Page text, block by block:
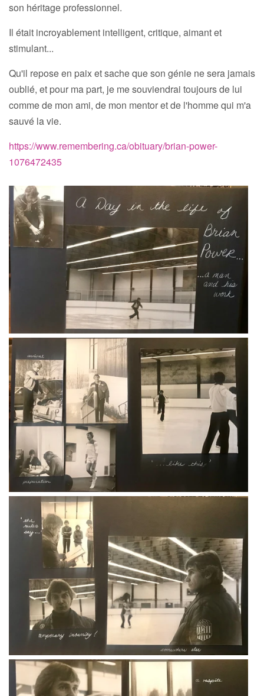
son héritage professionnel.
Il était incroyablement intelligent, critique, aimant et
stimulant...
Qu'il repose en paix et sache que son génie ne sera jamais
oublié, et pour ma part, je me souviendrai toujours de lui
comme de mon ami, de mon mentor et de l'homme qui m'a
sauvé la vie.
https://www.remembering.ca/obituary/brian-power-
1076472435